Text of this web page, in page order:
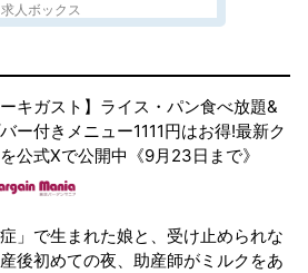
人ボックス
ーキガスト】ライス・パン食べ放題&
ー付きメニュー1111円はお得!最新ク
公式Xで公開中《9月23日まで》
症」で生まれた娘と、受け止められな
後初めての夜、助産師がミルクをあ